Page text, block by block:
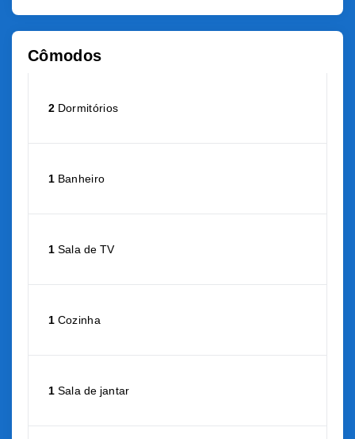
Cômodos
2 Dormitórios
1 Banheiro
1 Sala de TV
1 Cozinha
1 Sala de jantar